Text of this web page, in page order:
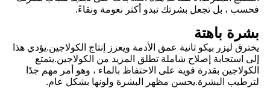
فحسب ، بل تجعل بشرتك تبدو أكثر نعومة ونقاءً.
بشرة باهتة
يخترق ليزر بيكو ثانية عمق الأدمة ويعزز إنتاج الكولاجين.يؤدي هذا
إلى استجابة إصلاح شاملة تطلق المزيد من الكولاجين.يتمتع
الكولاجين بقدرة قوية على الاحتفاظ بالماء ، وهو أمر مهم جدًا
لترطيب البشرة.يحسن مظهر البشرة ولونها بشكل عام.